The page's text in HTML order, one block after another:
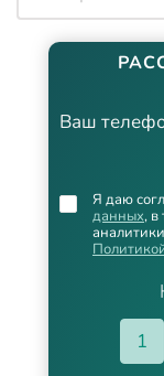
Ваш
1
Я даю
данных, в